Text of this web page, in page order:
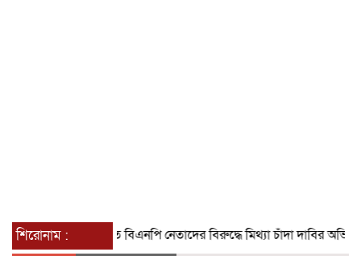
শিরোনাম :
গৌরনদীতে বিএনপি নেতাদের বিরুদ্ধে মিথ্যা চাঁদা দাবির অভিযোগের